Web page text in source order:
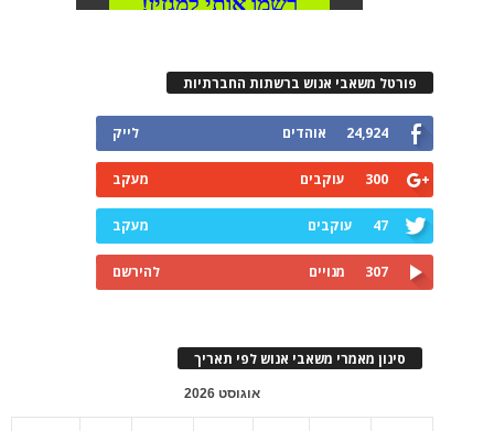
פורטל משאבי אנוש ברשתות החברתיות
24,924 אוהדים לייק
300 עוקבים מעקב
47 עוקבים מעקב
307 מנויים להירשם
סינון מאמרי משאבי אנוש לפי תאריך
אוגוסט 2026